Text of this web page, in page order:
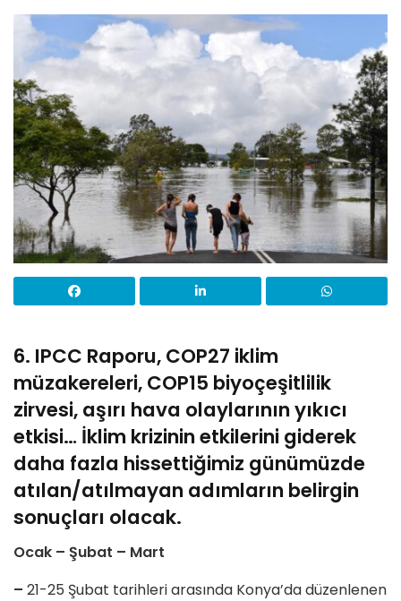
6. IPCC Raporu, COP27 iklim
müzakereleri, COP15 biyoçeşitlilik
zirvesi, aşırı hava olaylarının yıkıcı
etkisi… İklim krizinin etkilerini giderek
daha fazla hissettiğimiz günümüzde
atılan/atılmayan adımların belirgin
sonuçları olacak.
Ocak – Şubat – Mart
– 21-25 Şubat tarihleri arasında Konya’da düzenlenen